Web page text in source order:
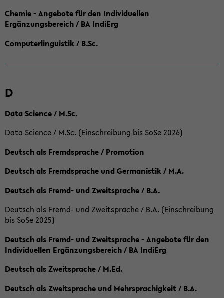
Chemie - Angebote für den Individuellen
Ergänzungsbereich / BA IndiErg
Computerlinguistik / B.Sc.
D
Data Science / M.Sc.
Data Science / M.Sc. (Einschreibung bis SoSe 2026)
Deutsch als Fremdsprache / Promotion
Deutsch als Fremdsprache und Germanistik / M.A.
Deutsch als Fremd- und Zweitsprache / B.A.
Deutsch als Fremd- und Zweitsprache / B.A. (Einschreibung
bis SoSe 2025)
Deutsch als Fremd- und Zweitsprache - Angebote für den
Individuellen Ergänzungsbereich / BA IndiErg
Deutsch als Zweitsprache / M.Ed.
Deutsch als Zweitsprache und Mehrsprachigkeit / B.A.